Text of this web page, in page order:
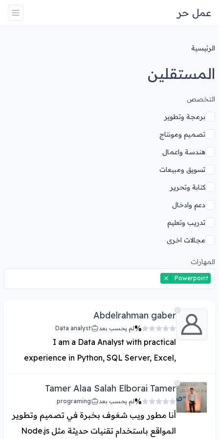
عمل حر
الرئيسية
المستقلين
التخصص
برمجة وتطوير
تصميم ومونتاج
هندسة واعمال
تسويق ومبيعات
كتابة وتحرير
دعم وادخال
تدريب وتعليم
مجالات اخرى
المهارات
Powerpoint
Abdelrahman gaber
%لم يحسب بعد Data analyst
I am a Data Analyst with practical
experience in Python, SQL Server, Excel,
to-end Business Intelligence solutions,
starting from data cleaning and processing
to designing interactive dashboards and
reports that support data-driven decision-
Tamer Alaa Salah Elborai Tamer
%لم يحسب بعد programing
أنا مطور ويب شغوف بخبرة في تصميم وتطوير
المواقع باستخدام تقنيات حديثة مثل Node.js